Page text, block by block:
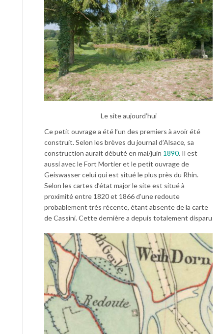
Le site aujourd’hui
Ce petit ouvrage a été l’un des premiers à avoir été
construit. Selon les brèves du journal d’Alsace, sa
construction aurait débuté en mai/juin 1890. Il est
aussi avec le Fort Mortier et le petit ouvrage de
Geiswasser celui qui est situé le plus près du Rhin.
Selon les cartes d’état major le site est situé à
proximité entre 1820 et 1866 d’une redoute
probablement très récente, étant absente de la carte
de Cassini. Cette dernière a depuis totalement disparu